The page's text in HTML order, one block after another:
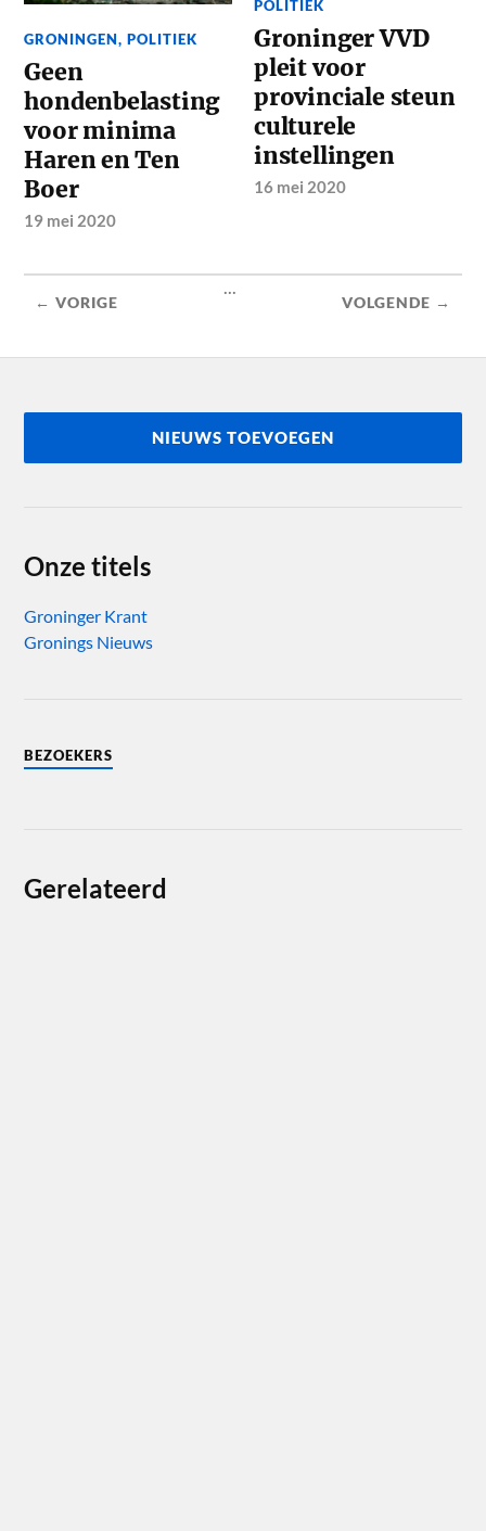
GRONINGEN,POLITIEK
Geen
hondenbelasting
voor minima
Haren en Ten
Boer
19 mei 2020
POLITIEK
Groninger VVD
pleit voor
provinciale steun
culturele
instellingen
16 mei 2020
← VORIGE
...
VOLGENDE →
NIEUWS TOEVOEGEN
Onze titels
Groninger Krant
Gronings Nieuws
BEZOEKERS
Gerelateerd